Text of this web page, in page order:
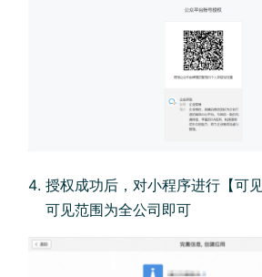
授权成功后，对小程序进行【可
可见范围为全公司即可